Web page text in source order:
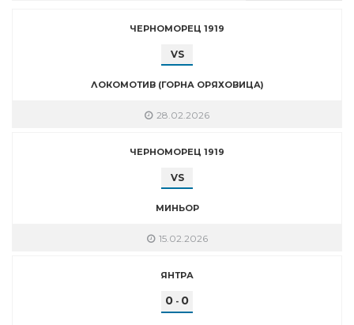
ЧЕРНОМОРЕЦ 1919
VS
ЛОКОМОТИВ (ГОРНА ОРЯХОВИЦА)
28.02.2026
ЧЕРНОМОРЕЦ 1919
VS
МИНЬОР
15.02.2026
ЯНТРА
0 - 0